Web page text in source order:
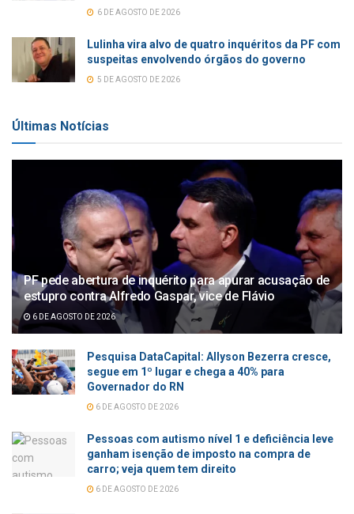
6 DE AGOSTO DE 2026
Lulinha vira alvo de quatro inquéritos da PF com
suspeitas envolvendo órgãos do governo
5 DE AGOSTO DE 2026
Últimas Notícias
PF pede abertura de inquérito para apurar acusação de
estupro contra Alfredo Gaspar, vice de Flávio
6 DE AGOSTO DE 2026
Pesquisa DataCapital: Allyson Bezerra cresce,
segue em 1º lugar e chega a 40% para
Governador do RN
6 DE AGOSTO DE 2026
Pessoas com autismo nível 1 e deficiência leve
ganham isenção de imposto na compra de
carro; veja quem tem direito
6 DE AGOSTO DE 2026